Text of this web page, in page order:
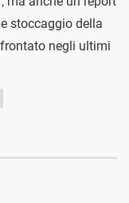
stoccaggio della
negli ultimi